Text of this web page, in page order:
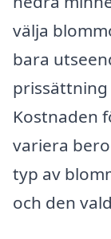
välja
bara
Kostnaden
variera
typ av
och den